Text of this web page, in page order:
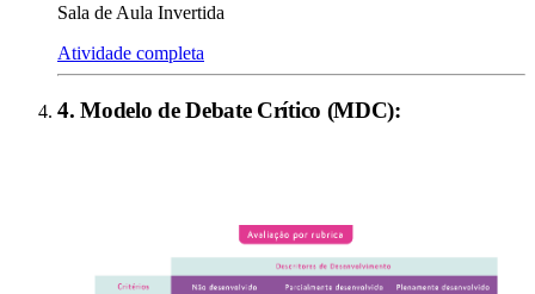
Sala de Aula Invertida
Atividade completa
4.Modelo de Debate Crítico (MDC):